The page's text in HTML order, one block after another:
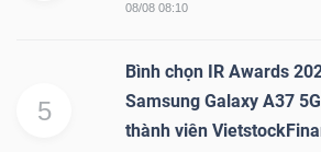
08/08 08:10
5
Bình chọn IR Awards
Samsung Galaxy A37
thành viên